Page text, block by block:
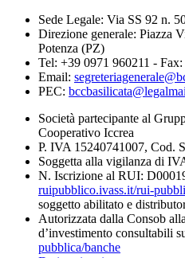
Sede Legale: Via SS 92 n.
Direzione generale: Piazza
Potenza (PZ)
Tel: +39 0971 960211 -
Email:
PEC:
Società partecipante al
Cooperativo Iccrea
P. IVA 15240741007, Cod.
Soggetta alla vigilanza di
N. Iscrizione al RUI:
ruipubblico.ivass.it/rui-
soggetto abilitato e
Autorizzata dalla Consob
d’investimento consultabili
pubblica/banche